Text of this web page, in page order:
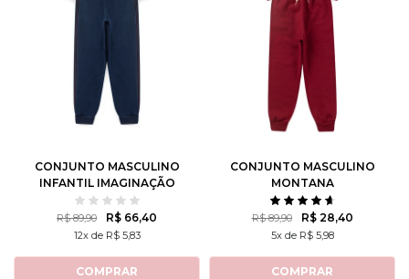
6 8
CONJUNTO MASCULINO
INFANTIL IMAGINAÇÃO
R$ 89,90 R$ 66,40
12x de R$ 5,83
COMPRAR
2 3 4
12
CONJUNTO MASCULINO
MONTANA
R$ 89,90 R$ 28,40
5x de R$ 5,98
COMPRAR